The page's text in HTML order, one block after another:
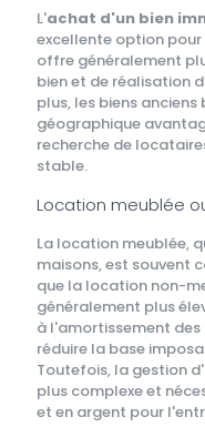
L'achat d'un bien
excellente option
offre généralement
bien et de réalisation
plus, les biens
géographique
recherche de
stable.
Location meublée
La location meublée,
maisons, est souvent
que la location non-
généralement plus
à l'amortissement
réduire la base
Toutefois, la gestion
plus complexe et
et en argent pour